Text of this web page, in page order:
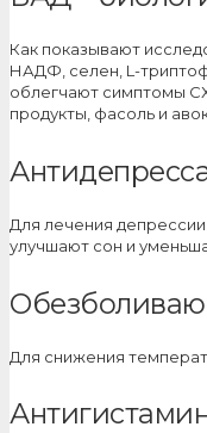
Как показывают
НАДФ, селен, L-
облегчают симптомы
продукты, фасоль и
Для лечения
улучшают сон и
Для снижения